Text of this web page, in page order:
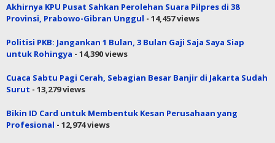
Akhirnya KPU Pusat Sahkan Perolehan Suara Pilpres di 38
Provinsi, Prabowo-Gibran Unggul - 14,457 views
Politisi PKB: Jangankan 1 Bulan, 3 Bulan Gaji Saja Saya Siap
untuk Rohingya - 14,390 views
Cuaca Sabtu Pagi Cerah, Sebagian Besar Banjir di Jakarta Sudah
Surut - 13,279 views
Bikin ID Card untuk Membentuk Kesan Perusahaan yang
Profesional - 12,974 views